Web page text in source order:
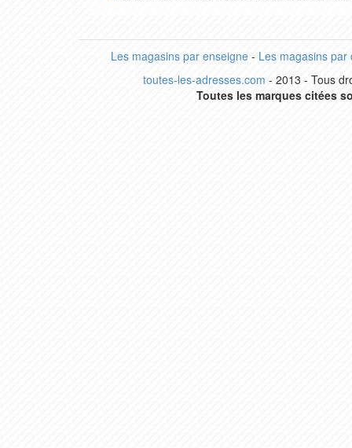
Les magasins par enseigne- Les magasins par
toutes-les-adresses.com - 2013 - Tous
Toutes les marques citées